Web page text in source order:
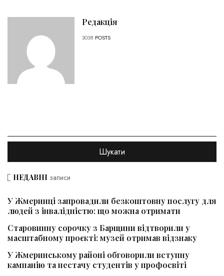
Редакція
3038 POSTS
НЕДАВНІ записи
У Жмеринці запровадили безкоштовну послугу для
людей з інвалідністю: що можна отримати
Старовинну сорочку з Барщини відтворили у
масштабному проєкті: музей отримав відзнаку
У Жмеринському районі обговорили вступну
кампанію та нестачу студентів у профосвіті